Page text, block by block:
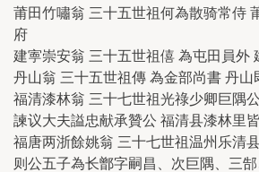
莆田竹嘯翁 三十五世祖何為散骑常侍
府
建寕崇安翁 三十五世祖僖 為屯田員外
丹山翁 三十五世祖傳 為金部尚書 丹
福清漆林翁 三十七世祖光祿少卿巨隅
諫议大夫謚忠献承贊公 福清县漆林里
福唐两浙餘姚翁 三十七世祖温州乐清
则公五子為长鄫字嗣昌、次巨隅、三